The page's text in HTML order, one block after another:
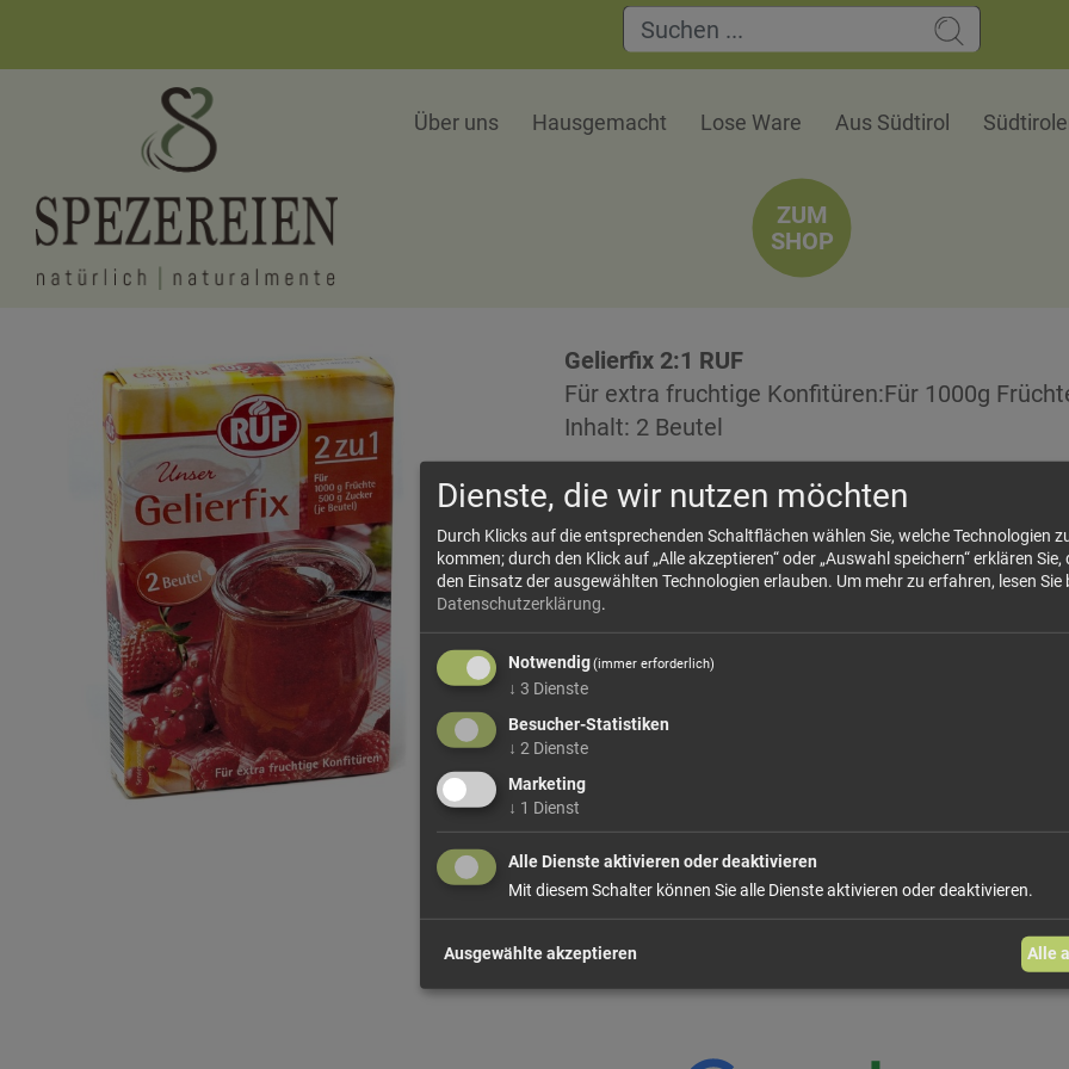
Über uns Hausgemacht Lose Ware Aus Südtirol
ZUM
SHOP
Gelierfix 2:1 RUF
Für extra fruchtige Konfitüren:Für 1000g
Inhalt: 2 Beutel
Es ist Sommer und die warmen
Terrasse ein, herrlich duftende Croissants mit
dürfen da nicht fehlen. Wenn da nur das
mehr Infos +
Größe: 50 g
weiter einkaufen
Dienste, die wir nutzen möchten
Durch Klicks auf die entsprechenden Schaltflächen wählen Sie, welche Technologien
kommen; durch den Klick auf „Alle akzeptieren“ oder „Auswahl speichern“ erklären Sie,
den Einsatz der ausgewählten Technologien erlauben. Um mehr zu erfahren, lesen
Datenschutzerklärung.
Notwendig(immer erforderlich)
↓ 3 Dienste
Besucher-Statistiken
↓ 2 Dienste
Marketing
↓ 1 Dienst
Alle Dienste aktivieren oder deaktivieren
Mit diesem Schalter können Sie alle Dienste aktivieren oder deaktivieren.
Ausgewählte akzeptieren Alle